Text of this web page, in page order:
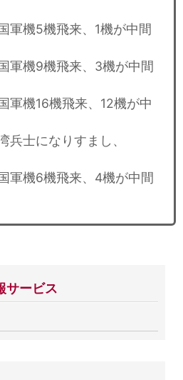
軍機5機飛来、1機が中間
軍機9機飛来、3機が中間
軍機16機飛来、12機が中
兵士になりすまし、
軍機6機飛来、4機が中間
サービス